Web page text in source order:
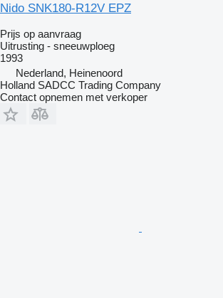
Nido SNK180-R12V EPZ
Prijs op aanvraag
Uitrusting - sneeuwploeg
1993
Nederland, Heinenoord
Holland SADCC Trading Company
Contact opnemen met verkoper